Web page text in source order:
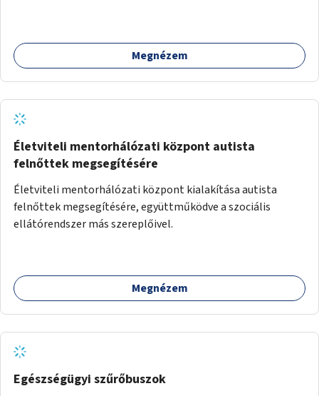
Megnézem
Életviteli mentorhálózati központ autista
felnőttek megsegítésére
Életviteli mentorhálózati központ kialakítása autista
felnőttek megsegítésére, együttműködve a szociális
ellátórendszer más szereplőivel.
Megnézem
Egészségügyi szűrőbuszok